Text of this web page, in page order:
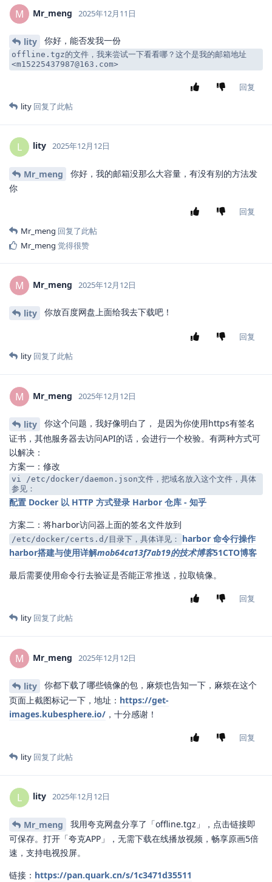
M Mr_meng 2025年12月11日
lity 你好，能否发我一份
offline.tgz的文件，我来尝试一下看看哪？这个是我的邮箱地址
<m15225437987@163.com>
回复
lity 回复了此帖
L lity 2025年12月12日
Mr_meng
你好，我的邮箱没那么大容量，有没有别的方法发
你
回复
Mr_meng 回复了此帖
Mr_meng 觉得很赞
M Mr_meng 2025年12月12日
lity 你放百度网盘上面给我去下载吧！
回复
lity 回复了此帖
M Mr_meng 2025年12月12日
lity
你这个问题，我好像明白了， 是因为你使用https有签名
证书，其他服务器去访问API的话，会进行一个校验。有两种方式可
以解决：
方案一：修改
vi /etc/docker/daemon.json文件，把域名放入这个文件，具体
参见：
配置 Docker 以 HTTP 方式登录 Harbor 仓库 - 知乎
方案二：将harbor访问器上面的签名文件放到
/etc/docker/certs.d/目录下，具体详见：
harbor 命令行操作
harbor搭建与使用详解mob64ca13f7ab19的技术博客51CTO博客
最后需要使用命令行去验证是否能正常推送，拉取镜像。
回复
lity 回复了此帖
M Mr_meng 2025年12月12日
lity
你都下载了哪些镜像的包，麻烦也告知一下，麻烦在这个
页面上截图标记一下，地址： https://get-
images.kubesphere.io/ ，十分感谢！
回复
lity 回复了此帖
L lity 2025年12月12日
Mr_meng
我用夸克网盘分享了「offline.tgz」，点击链接即
可保存。打开「夸克APP」，无需下载在线播放视频，畅享原画5倍
速，支持电视投屏。
链接： https://pan.quark.cn/s/1c3471d35511